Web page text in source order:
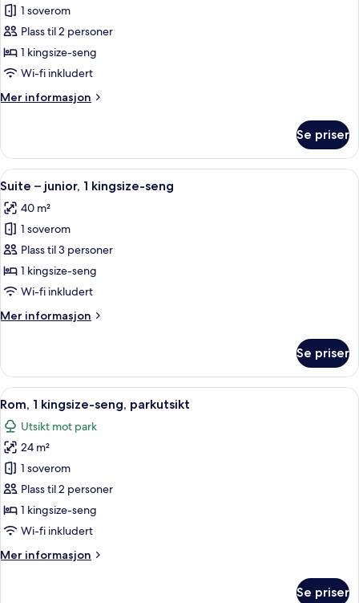
av
Rom
–
deluxe,
kingsize-
1 soverom
Plass til 2 personer
1 kingsize-seng
Wi-fi inkludert
Mer informasjon
Mer
–
deluxe,
1
kingsize-
seng
Se priser
Åpne
alle
bildene
av
Suite
–
junior,
kingsize-
En 45-tommers Flatskjerm-TV med
6
Suite – junior, 1 kingsize-seng
40 m²
1 soverom
Plass til 3 personer
1 kingsize-seng
Wi-fi inkludert
Mer informasjon
Mer
–
junior,
1
seng
Se priser
Åpne
alle
bildene
av
Rom,
1
kingsize-
seng,
Rom, 1 kingsize-seng, parkutsikt |
6
Rom, 1 kingsize-seng, parkutsikt
Utsikt mot park
24 m²
1 soverom
Plass til 2 personer
1 kingsize-seng
Wi-fi inkludert
Mer informasjon
Mer
Se priser